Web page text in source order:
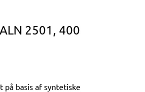
2501, 400
basis af syntetiske